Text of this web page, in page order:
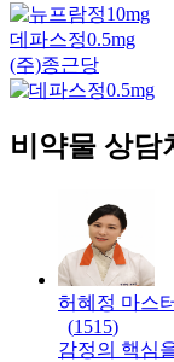
데파스정0.5mg
(주)종근당
비약물 상담
허혜정 마스터
(1515)
감정의 핵심